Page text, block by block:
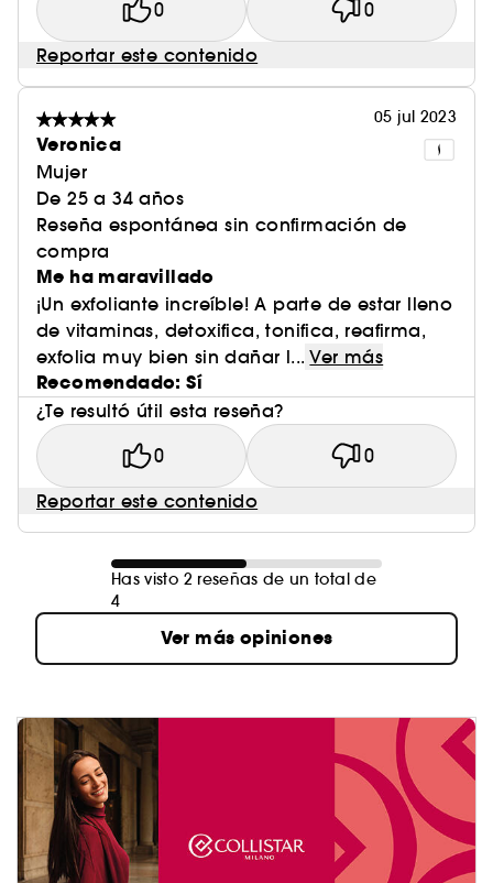
0 0
Reportar este contenido
05 jul 2023
Veronica
Mujer
De 25 a 34 años
Reseña espontánea sin confirmación de
compra
Me ha maravillado
¡Un exfoliante increíble! A parte de estar lleno
de vitaminas, detoxifica, tonifica, reafirma,
exfolia muy bien sin dañar l... Ver más
Recomendado: Sí
¿Te resultó útil esta reseña?
0 0
Reportar este contenido
Has visto 2 reseñas de un total de
4
Ver más opiniones